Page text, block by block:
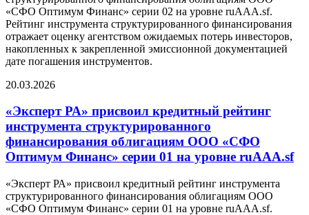
«СФО Оптимум Финанс» серии 02 на уровне ruAAA.sf.
Рейтинг инструмента структурированного финансирования
отражает оценку агентством ожидаемых потерь инвесторов,
накопленных к закрепленной эмиссионной документацией
дате погашения инструментов.
20.03.2026
«Эксперт РА» присвоил кредитный рейтинг
инструмента структурированного
финансирования облигациям ООО «СФО
Оптимум Финанс» серии 01 на уровне ruAAA.sf
«Эксперт РА» присвоил кредитный рейтинг инструмента
структурированного финансирования облигациям ООО
«СФО Оптимум Финанс» серии 01 на уровне ruAAA.sf.